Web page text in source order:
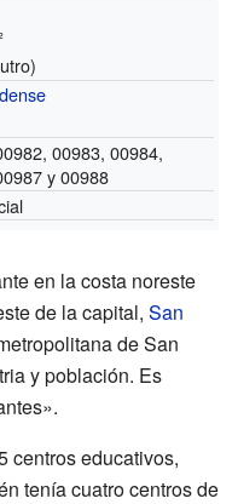
00983, 00984,
y 00988
en la costa noreste
de la capital, San
de San
y población. Es
centros educativos,
tenía cuatro centros de